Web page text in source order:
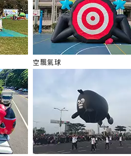
空飄氣球